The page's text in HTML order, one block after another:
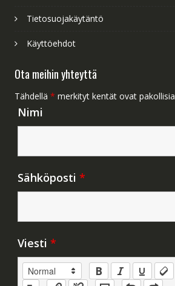
Tietosuojakäytäntö
Käyttöehdot
Ota meihin yhteyttä
Tähdellä * merkityt kentät ovat pakollisia
Nimi
Sähköposti *
Viesti *